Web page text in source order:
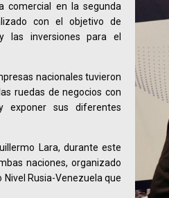
comercial en la segunda
con el objetivo de
las inversiones para el
nacionales tuvieron
ruedas de negocios con
exponer sus diferentes
Lara, durante este
naciones, organizado
Rusia-Venezuela que